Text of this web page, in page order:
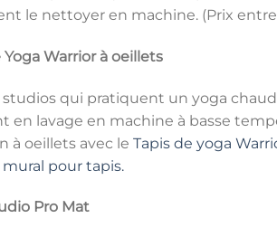
le nettoyer en machine. (Prix
Yoga Warrior à oeillets
studios qui pratiquent un yoga
en lavage en machine à basse
à oeillets avec le Tapis de yoga
pour tapis.
Pro Mat